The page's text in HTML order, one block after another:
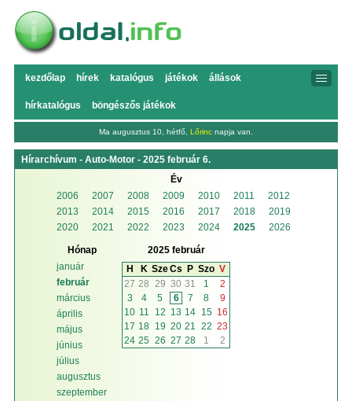
kezdőlap hírek katalógus játékok állások
hírkatalógus böngészős játékok
Ma augusztus 10, hétfő, Lőrinc napja van.
Hírarchívum - Auto-Motor - 2025 február 6.
Év
2006
2007 2008 2009 2010 2011
2012
2013
2014 2015 2016 2017 2018
2019
2020
2021 2022 2023 2024 2025 2026
Hónap
január
február
március
április
május
június
július
augusztus
szeptember
2025 február
H
K SzeCs P Szo V
27 28 29 30 31 1
2
3
4 5 6 7 8
9
10 11 12 13 14 15 16
17 18 19 20 21 22 23
24 25 26 27 28 1 2